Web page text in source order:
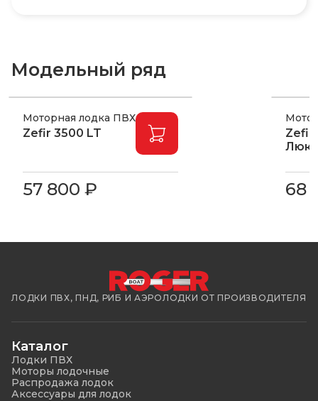
Модельный ряд
Моторная лодка ПВХ
Zefir 3500 LT
57 800 ₽
Zefir
Люкс
68
ЛОДКИ ПВХ, ПНД, РИБ И АЭРОЛОДКИ ОТ ПРОИЗВОДИТЕЛЯ
Каталог
Лодки ПВХ
Моторы лодочные
Распродажа лодок
Аксессуары для лодок